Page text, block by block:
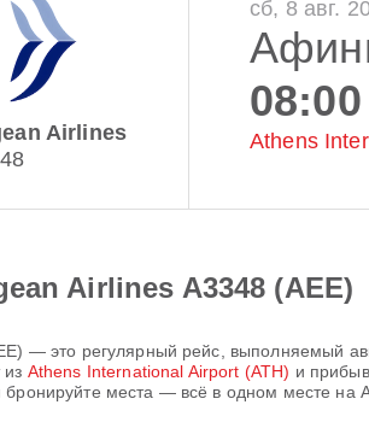
Airlines
сб, 8 авг.
08:00
Athens
Airlines A3348 (AEE)
) — это регулярный рейс, выполняемый
Athens International Airport (ATH) и
места — всё в одном месте на